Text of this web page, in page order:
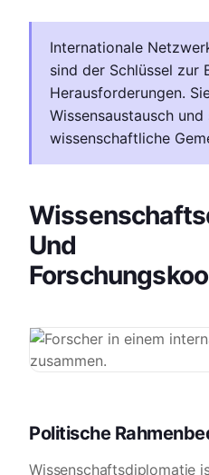
Internationale
sind der Schlüssel zur
Herausforderungen.
Wissensaustausch
wissenschaftliche
Und
Politische
Wissenschaftsdiplomatie